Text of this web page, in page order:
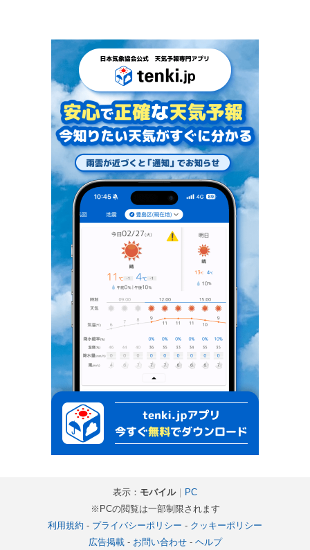
表示： モバイル｜ PC
※PCの閲覧は一部制限されます
利用規約 - プライバシーポリシー - クッキーポリシー
広告掲載- お問い合わせ- ヘルプ